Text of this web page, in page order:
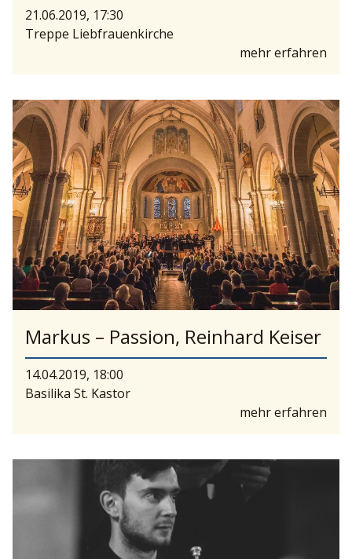
21.06.2019, 17:30
Treppe Liebfrauenkirche
mehr erfahren
Markus – Passion, Reinhard Keiser
14.04.2019, 18:00
Basilika St. Kastor
mehr erfahren